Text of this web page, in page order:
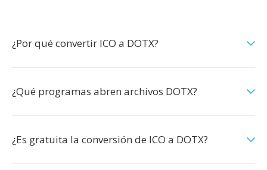
¿Por qué convertir ICO a DOTX?
¿Qué programas abren archivos DOTX?
¿Es gratuita la conversión de ICO a DOTX?